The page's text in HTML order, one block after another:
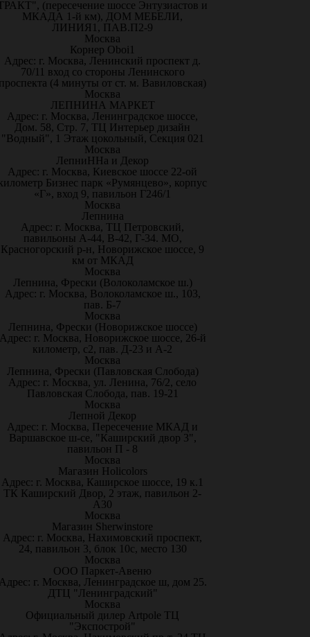
(пересечение шоссе Энтузиастов и
МКАДА 1-й км), ДОМ МЕБЕЛИ,
ЛИНИЯ1, ПАВ.П2-9
Москва
Корнер Oboi1
Адрес: г. Москва, Ленинский проспект д.
70/11 вход со стороны Ленинского
(4 минуты от ст. м. Вавиловская)
Москва
ЛЕПНИНА МАРКЕТ
Адрес: г. Москва, Ленинградское шоссе,
Дом. 58, Стр. 7, ТЦ Интерьер дизайн
"Водный", 1 Этаж цокольный, Секция 021
Москва
ЛепниННа и Декор
Адрес: г. Москва, Киевское шоссе 22-ой
Бизнес парк «Румянцево», корпус
«Г», вход 9, павильон Г246/1
Москва
Лепнина
Адрес: г. Москва, ТЦ Петровский,
павильоны А-44, В-42, Г-34. МО,
Красногорский р-н, Новорижское шоссе, 9
км от МКАД
Москва
Лепнина, Фрески (Волоколамское ш.)
Адрес: г. Москва, Волоколамское ш., 103,
пав. Б-7
Москва
Лепнина, Фрески (Новорижское шоссе)
г. Москва, Новорижское шоссе, 26-й
километр, с2, пав. Д-23 и А-2
Москва
Лепнина, Фрески (Павловская Слобода)
Адрес: г. Москва, ул. Ленина, 76/2, село
Павловская Слобода, пав. 19-21
Москва
Лепной Декор
Адрес: г. Москва, Пересечение МКАД и
Варшавское ш-се, "Каширский двор 3",
павильон П - 8
Москва
Магазин Holicolors
Адрес: г. Москва, Каширское шоссе, 19 к.1
ТК Каширский Двор, 2 этаж, павильон 2-
А30
Москва
Магазин Sherwinstore
Адрес: г. Москва, Нахимовский проспект,
24, павильон 3, блок 10с, место 130
Москва
ООО Паркет-Авeню
г. Москва, Ленинградское ш, дом 25.
ДТЦ "Ленинградский"
Москва
Официальный дилер Artpole ТЦ
"Экспострой"